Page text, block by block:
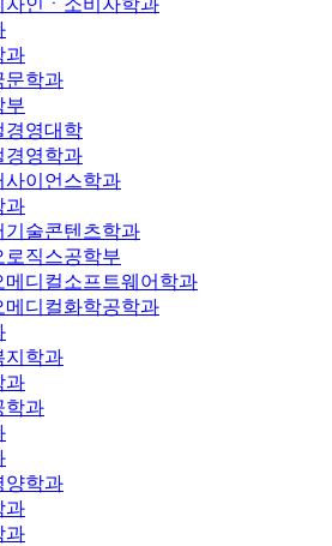
자인ㆍ소비자학과
과
문학과
부
경영대학
경영학과
사이언스학과
과
기술콘텐츠학과
로직스공학부
메디컬소프트웨어학과
메디컬화학공학과
지학과
과
학과
양학과
과
과